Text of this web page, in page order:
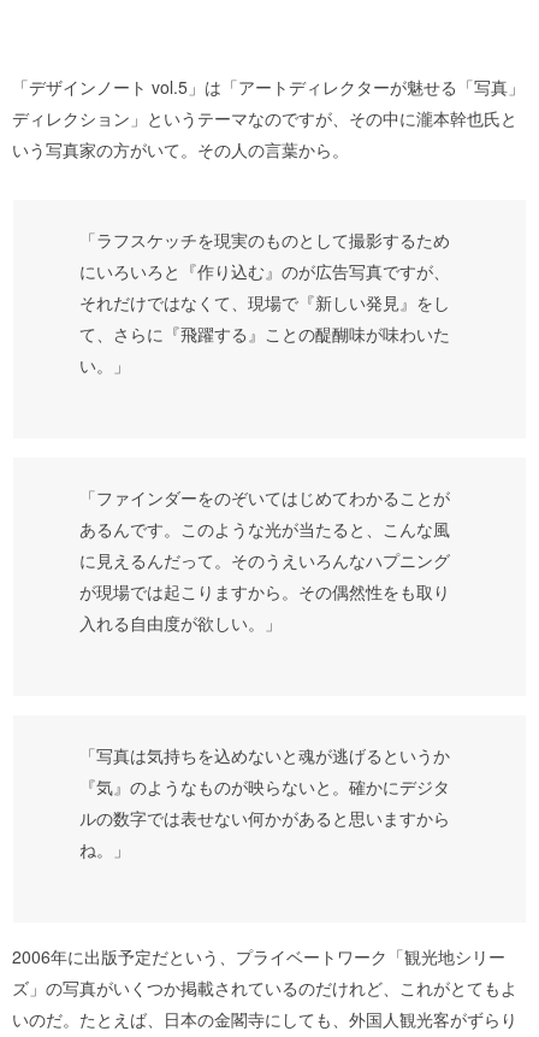
「デザインノート vol.5」は「アートディレクターが魅せる「写真」
ディレクション」というテーマなのですが、その中に瀧本幹也氏と
いう写真家の方がいて。その人の言葉から。
「ラフスケッチを現実のものとして撮影するため
にいろいろと『作り込む』のが広告写真ですが、
それだけではなくて、現場で『新しい発見』をし
て、さらに『飛躍する』ことの醍醐味が味わいた
い。」
「ファインダーをのぞいてはじめてわかることが
あるんです。このような光が当たると、こんな風
に見えるんだって。そのうえいろんなハプニング
が現場では起こりますから。その偶然性をも取り
入れる自由度が欲しい。」
「写真は気持ちを込めないと魂が逃げるというか
『気』のようなものが映らないと。確かにデジタ
ルの数字では表せない何かがあると思いますから
ね。」
2006年に出版予定だという、プライベートワーク「観光地シリー
ズ」の写真がいくつか掲載されているのだけれど、これがとてもよ
いのだ。たとえば、日本の金閣寺にしても、外国人観光客がずらり